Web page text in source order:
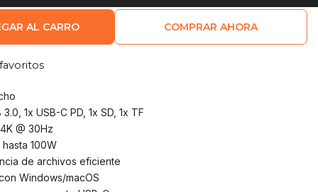
AL CARRO COMPRAR AHORA
1x USB-C PD, 1x SD, 1x TF
@ 30Hz
100W
de archivos eficiente
Windows/macOS